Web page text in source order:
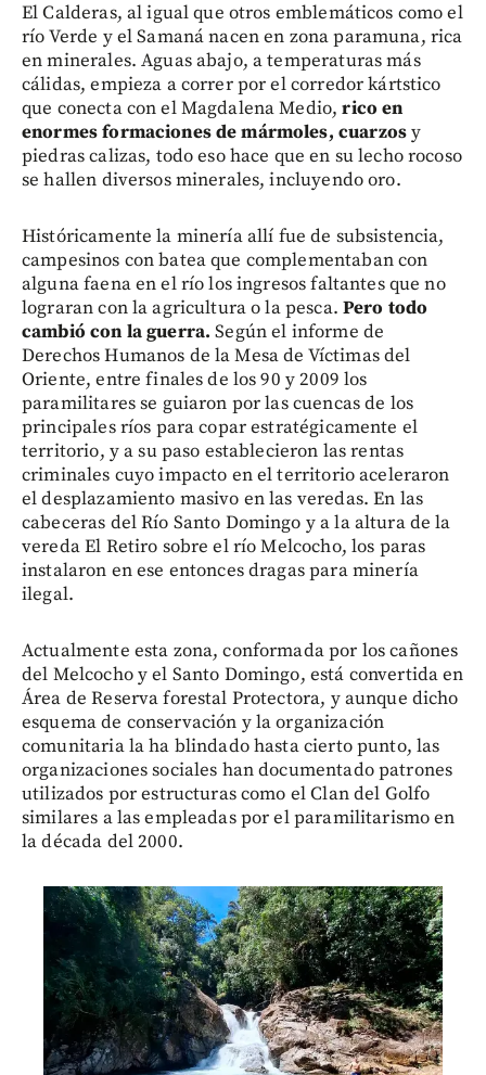
El Calderas, al igual que otros emblemáticos como el
río Verde y el Samaná nacen en zona paramuna, rica
en minerales. Aguas abajo, a temperaturas más
cálidas, empieza a correr por el corredor kártstico
que conecta con el Magdalena Medio, rico en
enormes formaciones de mármoles, cuarzosy
piedras calizas, todo eso hace que en su lecho rocoso
se hallen diversos minerales, incluyendo oro.
Históricamente la minería allí fue de subsistencia,
campesinos con batea que complementaban con
alguna faena en el río los ingresos faltantes que no
lograran con la agricultura o la pesca. Pero todo
cambió con la guerra.Según el informe de
Derechos Humanos de la Mesa de Víctimas del
Oriente, entre finales de los 90 y 2009 los
paramilitares se guiaron por las cuencas de los
principales ríos para copar estratégicamente el
territorio, y a su paso establecieron las rentas
criminales cuyo impacto en el territorio aceleraron
el desplazamiento masivo en las veredas. En las
cabeceras del Río Santo Domingo y a la altura de la
vereda El Retiro sobre el río Melcocho, los paras
instalaron en ese entonces dragas para minería
ilegal.
Actualmente esta zona, conformada por los cañones
del Melcocho y el Santo Domingo, está convertida en
Área de Reserva forestal Protectora, y aunque dicho
esquema de conservación y la organización
comunitaria la ha blindado hasta cierto punto, las
organizaciones sociales han documentado patrones
utilizados por estructuras como el Clan del Golfo
similares a las empleadas por el paramilitarismo en
la década del 2000.